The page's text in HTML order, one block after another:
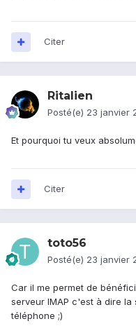
Citer
Ritalien
Posté(e) 23 janvier
Et pourquoi tu veux
Citer
toto56
Posté(e) 23 janvier
Car il me permet de
serveur IMAP c'est à dire
téléphone ;)